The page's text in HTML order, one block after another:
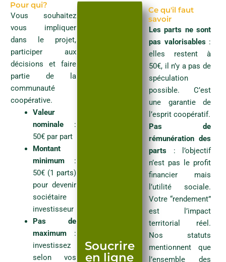
Pour qui?
Vous souhaitez
vous impliquer
dans le projet,
participer aux
décisions et faire
partie de la
communauté
coopérative.
Valeur
nominale :
50€ par part
Montant
minimum :
50€ (1 parts)
pour devenir
sociétaire
investisseur
Pas de
maximum :
investissez
selon vos
Soucrire
en ligne
Ce qu'il faut
savoir
Les parts ne sont
pas valorisables:
elles restent à
50€, il n’y a pas de
spéculation
possible. C’est
une garantie de
l’esprit coopératif.
Pas de
rémunération des
parts : l’objectif
n’est pas le profit
financier mais
l’utilité sociale.
Votre “rendement”
est l’impact
territorial réel.
Nos statuts
mentionnent que
l’ensemble des
Identification des souscripteur(rice)s
Etes vous une:*
Nom*
Prénom
Coordonnées
Adresse
Nom et N° de la voie